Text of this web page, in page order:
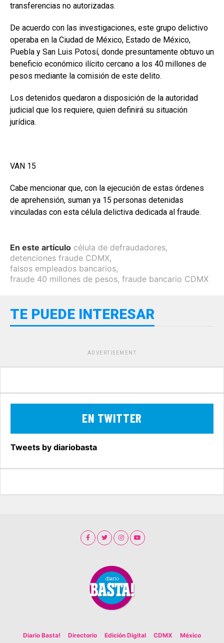
transferencias no autorizadas.
De acuerdo con las investigaciones, este grupo delictivo
operaba en la Ciudad de México, Estado de México,
Puebla y San Luis Potosí, donde presuntamente obtuvo un
beneficio económico ilícito cercano a los 40 millones de
pesos mediante la comisión de este delito.
Los detenidos quedaron a disposición de la autoridad
judicial que los requiere, quien definirá su situación
jurídica.
VAN 15
Cabe mencionar que, con la ejecución de estas órdenes
de aprehensión, suman ya 15 personas detenidas
vinculadas con esta célula delictiva dedicada al fraude.
En este artículo célula de defraudadores,
detenciones fraude CDMX,
falsos empleados bancarios,
fraude 40 millones de pesos, fraude bancario CDMX
TE PUEDE INTERESAR
ADVERTISEMENT
EN TWITTER
Tweets by diariobasta
Diario Basta! Directorio Edición Digital CDMX México